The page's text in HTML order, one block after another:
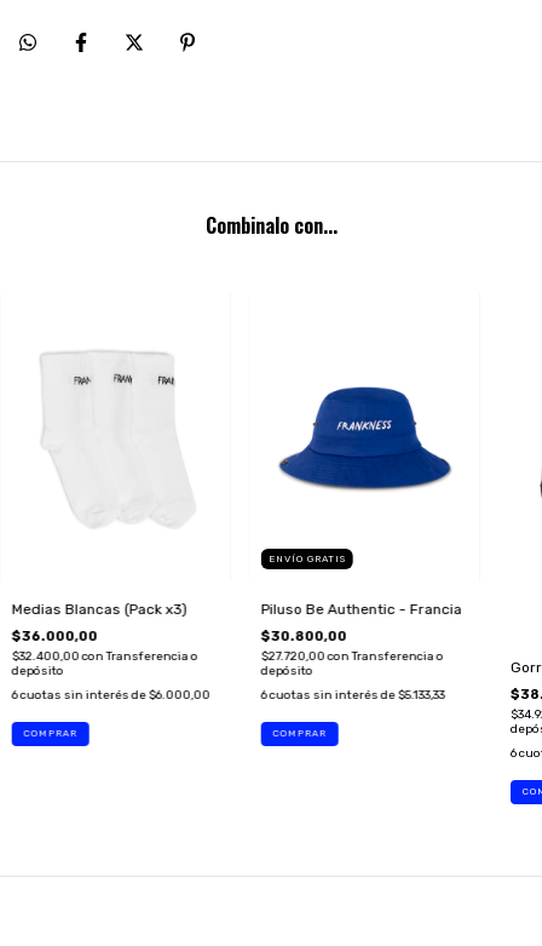
Combinalo con...
Medias Blancas (Pack x3)
$36.000,00
$32.400,00con Transferencia o
depósito
6cuotas sin interés de$6.000,00
ENVÍO GRATIS
Piluso Be Authentic - Francia
$30.800,00
$27.720,00con Transferencia o
depósito
6cuotas sin interés de$5.133,33
6